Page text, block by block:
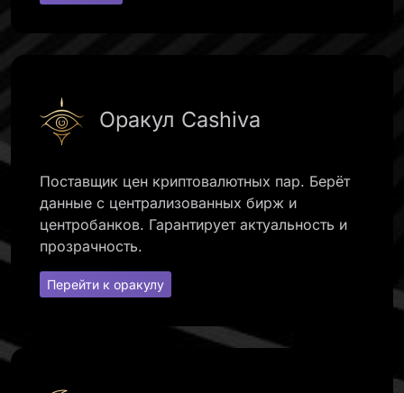
Оракул Cashiva
Поставщик цен криптовалютных пар. Берёт
данные с централизованных бирж и
центробанков. Гарантирует актуальность и
прозрачность.
Перейти к оракулу